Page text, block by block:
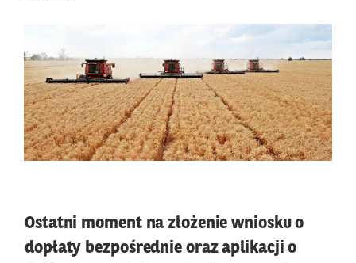
Ostatni moment na złożenie wniosku o
dopłaty bezpośrednie oraz aplikacji o